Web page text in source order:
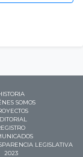
SOMOS
LEGISLATIVA
2023